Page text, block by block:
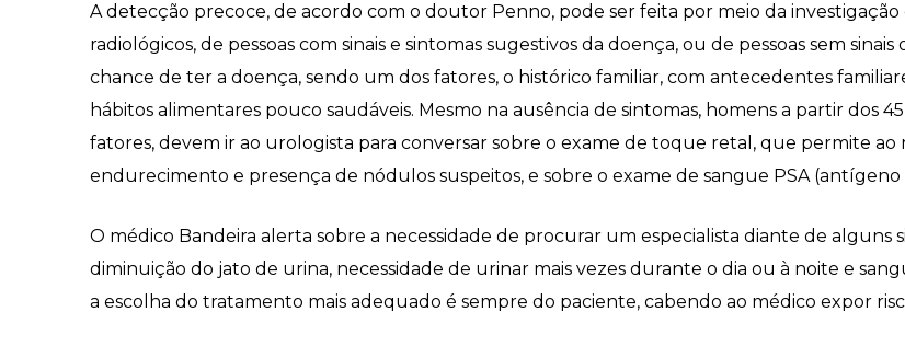
A detecção precoce, de acordo com o doutor Penno, pode ser feita por meio da investigação
radiológicos, de pessoas com sinais e sintomas sugestivos da doença, ou de pessoas sem
chance de ter a doença, sendo um dos fatores, o histórico familiar, com antecedentes
hábitos alimentares pouco saudáveis. Mesmo na ausência de sintomas, homens a partir dos
fatores, devem ir ao urologista para conversar sobre o exame de toque retal, que permite
endurecimento e presença de nódulos suspeitos, e sobre o exame de sangue PSA
O médico Bandeira alerta sobre a necessidade de procurar um especialista diante de alguns
diminuição do jato de urina, necessidade de urinar mais vezes durante o dia ou à noite e
a escolha do tratamento mais adequado é sempre do paciente, cabendo ao médico expor